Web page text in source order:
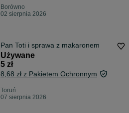
Borówno
02 sierpnia 2026
Pan Toti i sprawa z makaronem
Używane
5 zł
8,68 zł z Pakietem Ochronnym
Toruń
07 sierpnia 2026